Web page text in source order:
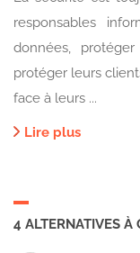
responsables
données,
protéger leurs
face à leurs ...
Lire plus
4 ALTERNATIVES À